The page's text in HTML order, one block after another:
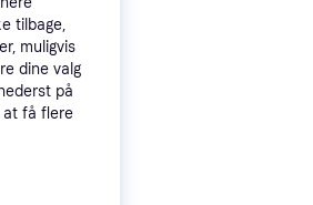
tilbage,
muligvis
dine valg
på
at få flere